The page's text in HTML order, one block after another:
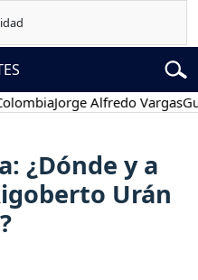
Jorge Alfredo Vargas
¿Dónde y a
Urán